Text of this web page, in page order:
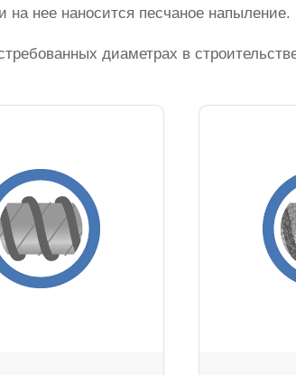
нее наносится песчаное напыление.
диаметрах в